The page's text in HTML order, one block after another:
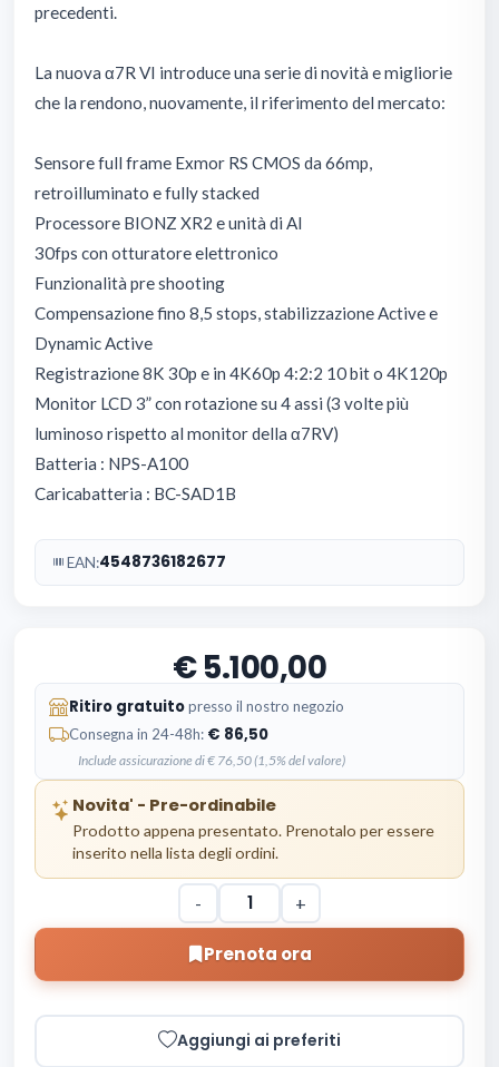
precedenti.
La nuova α7R VI introduce una serie di novità e migliorie
che la rendono, nuovamente, il riferimento del mercato:
Sensore full frame Exmor RS CMOS da 66mp,
retroilluminato e fully stacked
Processore BIONZ XR2 e unità di AI
30fps con otturatore elettronico
Funzionalità pre shooting
Compensazione fino 8,5 stops, stabilizzazione Active e
Dynamic Active
Registrazione 8K 30p e in 4K60p 4:2:2 10 bit o 4K120p
Monitor LCD 3” con rotazione su 4 assi (3 volte più
luminoso rispetto al monitor della α7RV)
Batteria : NPS-A100
Caricabatteria : BC-SAD1B
EAN:4548736182677
5.100,00
Ritiro gratuitopresso il nostro negozio
Consegna in 24-48h: 86,50
Include assicurazione di € 76,50 (1,5% del valore)
Novita' - Pre-ordinabile
Prodotto appena presentato. Prenotalo per essere
inserito nella lista degli ordini.
- +
Prenota ora
Aggiungi ai preferiti